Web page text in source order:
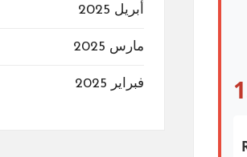
أبريل 2025
مارس 2025
فبراير 2025